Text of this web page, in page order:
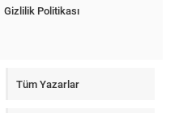
Gizlilik Politikası
Tüm Yazarlar